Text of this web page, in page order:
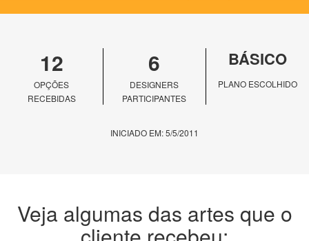
12
OPÇÕES
RECEBIDAS
6
DESIGNERS
PARTICIPANTES
BÁSICO
PLANO ESCOLHIDO
INICIADO EM: 5/5/2011
Veja algumas das artes que o